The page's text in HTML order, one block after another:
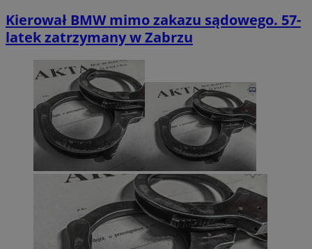
Kierował BMW mimo zakazu sądowego. 57-
latek zatrzymany w Zabrzu